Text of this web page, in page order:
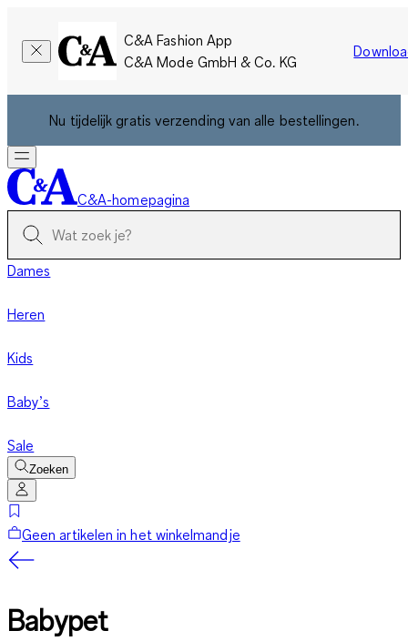
C&A Fashion App
C&A Mode GmbH & Co. KG
Nu tijdelijk gratis verzending van alle bestellingen.
C&A-homepagina
Dames
Heren
Kids
Baby’s
Sale
Zoeken
Geen artikelen in het winkelmandje
Babypet